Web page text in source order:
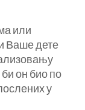
или
Ваше дете
он био по
у